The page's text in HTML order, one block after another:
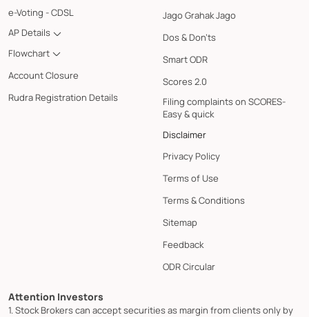
e-Voting - CDSL
AP Details
Flowchart
Account Closure
Rudra Registration Details
Jago Grahak Jago
Dos & Don'ts
Smart ODR
Scores 2.0
Filing complaints on SCORES-
Easy & quick
Disclaimer
Privacy Policy
Terms of Use
Terms & Conditions
Sitemap
Feedback
ODR Circular
Attention Investors
1. Stock Brokers can accept securities as margin from clients only by